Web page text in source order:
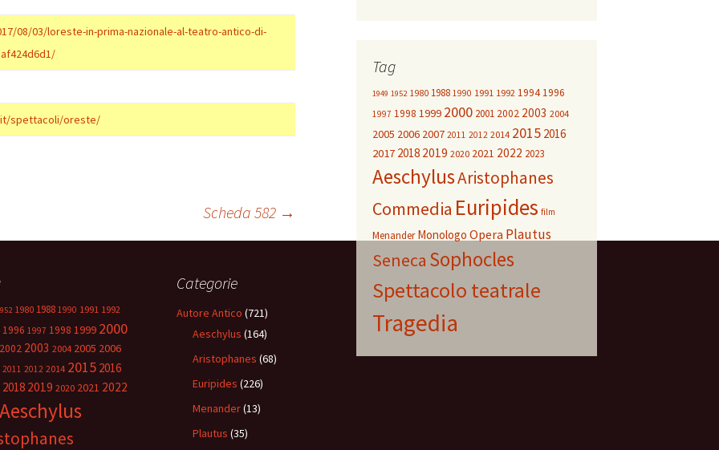
08/03/loreste-in-prima-nazionale-al-teatro-antico-di-
spettacoli/oreste/
Scheda 582 →
Tag
1949 1952 1980 1988 1990 1991 1992 19941996
1997 1998 1999 2000 2001 2002 2003 2004
2005 2006 2007 2011 2012 2014 2015 2016
2017 2018 2019 2020 2021 2022 2023
AeschylusAristophanes
Commedia Euripides film
Menander Monologo Opera Plautus
Seneca Sophocles
Spettacolo teatrale
Tragedia
1980 1988 1990 1991 1992
1996 1997 1998 1999 2000
2002 2003 2004 2005 2006
2011 2012 2014 2015 2016
2018 2019 2020 2021 2022
Aeschylus
Categorie
Autore Antico (721)
Aeschylus (164)
Aristophanes (68)
Euripides (226)
Menander(13)
Plautus (35)